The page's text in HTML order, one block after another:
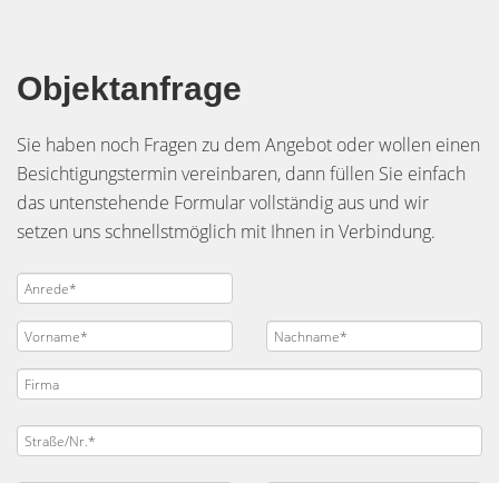
Objektanfrage
Sie haben noch Fragen zu dem Angebot oder wollen einen
Besichtigungstermin vereinbaren, dann füllen Sie einfach
das untenstehende Formular vollständig aus und wir
setzen uns schnellstmöglich mit Ihnen in Verbindung.